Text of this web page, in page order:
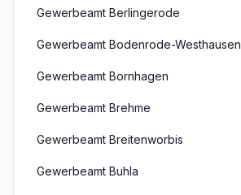
Gewerbeamt Berlingerode
Gewerbeamt Bodenrode-Westhausen
Gewerbeamt Bornhagen
Gewerbeamt Brehme
Gewerbeamt Breitenworbis
Gewerbeamt Buhla